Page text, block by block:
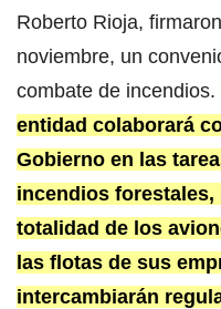
Roberto Rioja,
noviembre, un
combate de incendios.
entidad colaborará
Gobierno en las
incendios
totalidad de los
las flotas de sus
intercambiarán